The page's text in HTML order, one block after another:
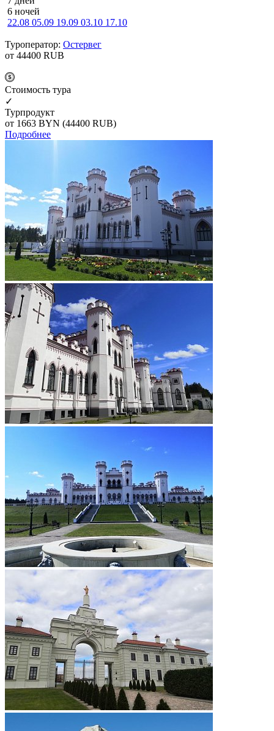
6 ночей
22.08 05.09 19.09 03.10 17.10
Туроператор: Остервег
от 44400 RUB
Cтоимость тура
✓
Турпродукт
от 1663 BYN (44400 RUB)
Подробнее